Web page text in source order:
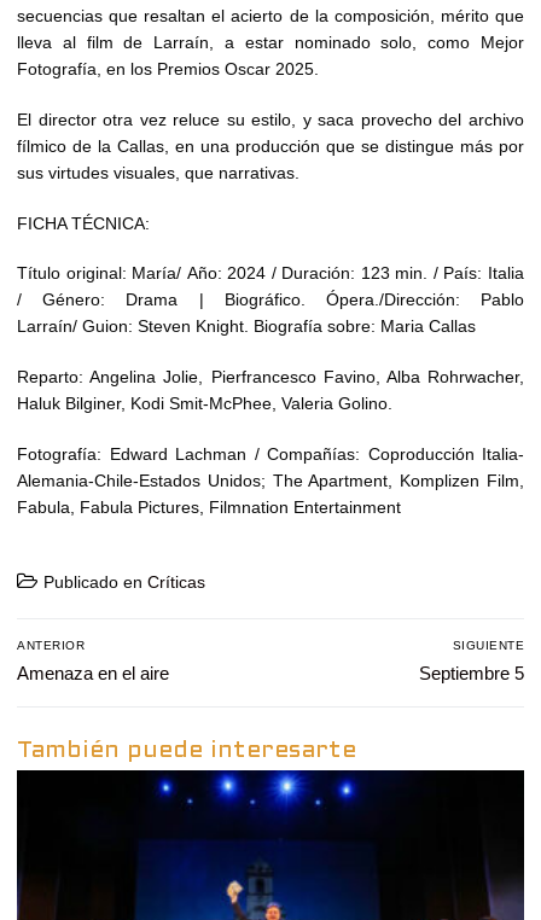
secuencias que resaltan el acierto de la composición, mérito que
lleva al film de Larraín, a estar nominado solo, como Mejor
Fotografía, en los Premios Oscar 2025.
El director otra vez reluce su estilo, y saca provecho del archivo
fílmico de la Callas, en una producción que se distingue más por
sus virtudes visuales, que narrativas.
FICHA TÉCNICA:
Título original: María/ Año: 2024 / Duración: 123 min. / País: Italia
/ Género: Drama | Biográfico. Ópera./Dirección: Pablo
Larraín/ Guion: Steven Knight. Biografía sobre: Maria Callas
Reparto: Angelina Jolie, Pierfrancesco Favino, Alba Rohrwacher,
Haluk Bilginer, Kodi Smit-McPhee, Valeria Golino.
Fotografía: Edward Lachman / Compañías: Coproducción Italia-
Alemania-Chile-Estados Unidos; The Apartment, Komplizen Film,
Fabula, Fabula Pictures, Filmnation Entertainment
Publicado en Críticas
Navegación
de
ANTERIOR
Entrada
Amenaza en el aire
SIGUIENTE
Entrada
Septiembre 5
También puede interesarte